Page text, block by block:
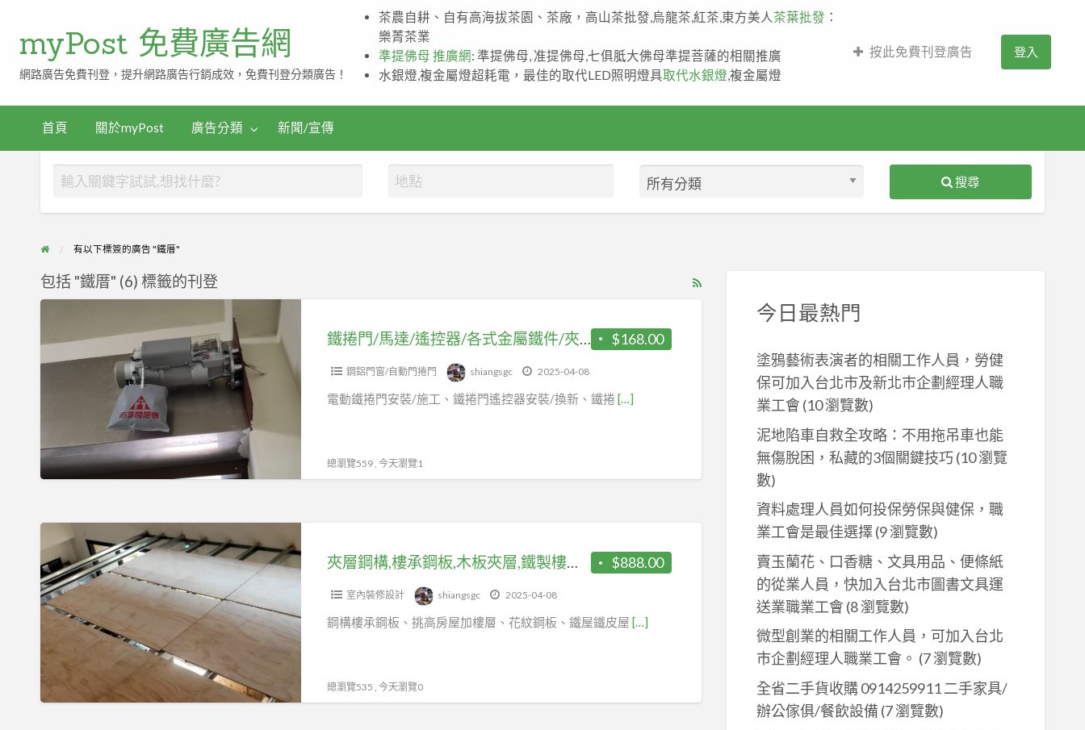
myPost 免費廣告網
網路廣告免費刊登，提升網路廣告行銷成效，免費刊登分類廣告！
茶農自耕、自有高海拔茶園、茶廠，高山茶批發,烏龍茶,紅茶,東方美人 茶葉批發 ：
樂菁茶業
準提佛母 推廣網: 準提佛母, 准提佛母,七俱胝大佛母準提菩薩的相關推廣
水銀燈,複金屬燈超耗電，最佳的取代LED照明燈具取代水銀燈 ,複金屬燈
按此免費刊登廣告 登入
首頁 關於myPost 廣告分類 新聞/宣傳
搜尋
有以下標簽的廣告 "鐵厝"
RSS
包括 "鐵厝" (6) 標籤的刊登
器/
各
金
屬
鐵
件/
夾
樓
承
鋼
$168.00
鐵捲門/馬達/遙控器/各式金屬鐵件/夾層/樓承鋼板/雨遮/鐵皮屋/樓梯
鋼鋁門窗/自動門捲門 shiangsgc 2025-04-08
電動鐵捲門安裝/施工、鐵捲門遙控器安裝/換新、鐵捲 […]
總瀏覽559 , 今天瀏覽1
鋼
構,
板,
木
$888.00
夾層鋼構,樓承鋼板,木板夾層,鐵製樓梯,挑高房屋加樓層,H鋼骨結構,鐵棟鋼構
室內裝修設計 shiangsgc 2025-04-08
鋼構樓承鋼板、挑高房屋加樓層、花紋鋼板、鐵屋鐵皮屋 […]
總瀏覽535 , 今天瀏覽0
今日最熱門
塗鴉藝術表演者的相關工作人員，勞健
保可加入台北市及新北巿企劃經理人職
業工會 (10 瀏覽數)
泥地陷車自救全攻略：不用拖吊車也能
無傷脫困，私藏的3個關鍵技巧(10 瀏覽
數)
資料處理人員如何投保勞保與健保，職
業工會是最佳選擇(9 瀏覽數)
賣玉蘭花、口香糖、文具用品、便條紙
的從業人員，快加入台北市圖書文具運
送業職業工會 (8 瀏覽數)
微型創業的相關工作人員，可加入台北
市企劃經理人職業工會。 (7 瀏覽數)
全省二手貨收購 0914259911 二手家具/
辦公傢俱/餐飲設備 (7 瀏覽數)